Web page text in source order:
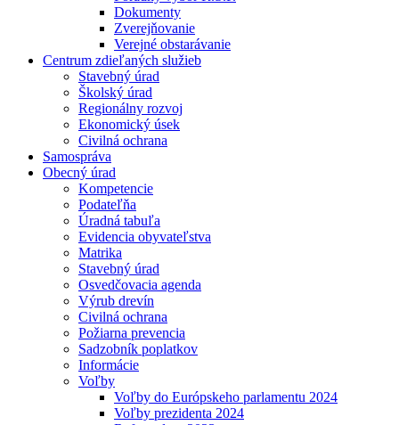
Dokumenty
Zverejňovanie
Verejné obstarávanie
Centrum zdieľaných služieb
Stavebný úrad
Školský úrad
Regionálny rozvoj
Ekonomický úsek
Civilná ochrana
Samospráva
Obecný úrad
Kompetencie
Podateľňa
Úradná tabuľa
Evidencia obyvateľstva
Matrika
Stavebný úrad
Osvedčovacia agenda
Výrub drevín
Civilná ochrana
Požiarna prevencia
Sadzobník poplatkov
Informácie
Voľby
Voľby do Európskeho parlamentu 2024
Voľby prezidenta 2024